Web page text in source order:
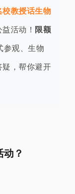
校教授话生物
益活动！ 限额
参观、生物
疑，帮你避开
动？